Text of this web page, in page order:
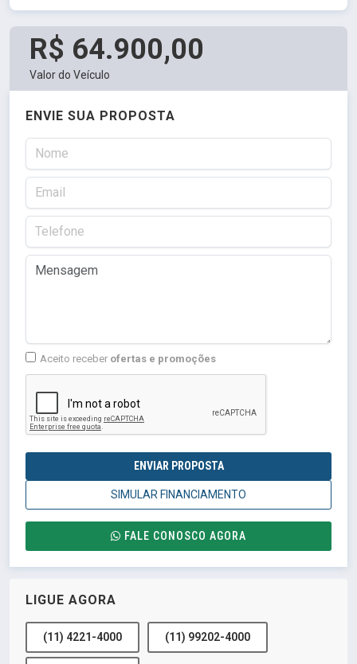
R$ 64.900,00
Valor do Veículo
ENVIE SUA PROPOSTA
Aceito receber ofertas e promoções
ENVIAR PROPOSTA
SIMULAR FINANCIAMENTO
FALE CONOSCO AGORA
LIGUE AGORA
(11) 4221-4000 (11) 99202-4000